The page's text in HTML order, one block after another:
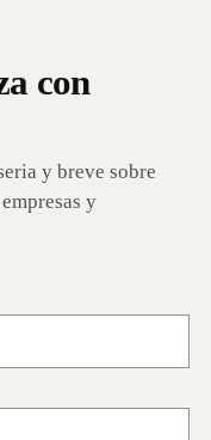
con
y breve sobre
y